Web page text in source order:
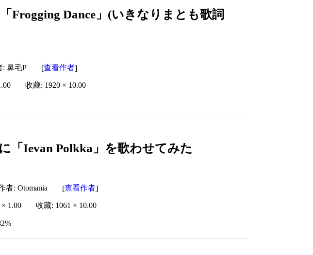
Dance」(いきなりまとも歌詞
: 鼻毛P [查看作者]
收藏: 1920 × 10.00
「Ievan Polkka」を歌わせてみた
者: Otomania [查看作者]
1.00 收藏: 1061 × 10.00